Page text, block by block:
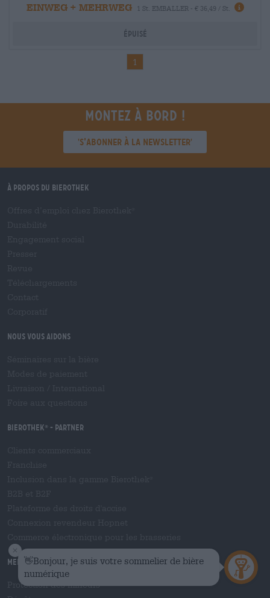
EINWEG + MEHRWEG
1 St. EMBALLER - € 36,49 / St.
Épuisé
1
Montez à bord !
'S’abonner à la newsletter'
À propos du Bierothek
Nous vous aidons
Bierothek ® - Partner
Mentions légales / Remarques
Protection des mineurs